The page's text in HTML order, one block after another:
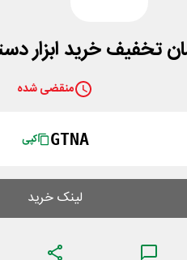
منقضی شده
GTNA کپی
لینک خرید